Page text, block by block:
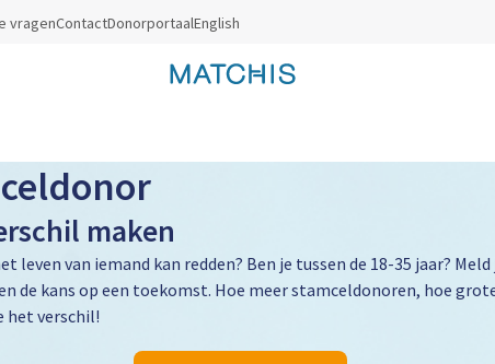
vragenContactDonorportaalEnglish
maken
leven van iemand kan redden? Ben je tussen de 18-35 jaar? Meld
de kans op een toekomst. Hoe meer stamceldonoren, hoe
het verschil!